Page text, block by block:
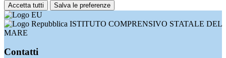
Accetta tutti Salva le preferenze
ISTITUTO COMPRENSIVO STATALE DEL
MARE
Contatti